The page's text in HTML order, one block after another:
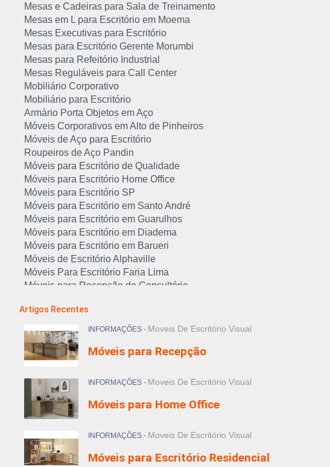
Mesas e Cadeiras para Sala de Treinamento
Mesas em L para Escritório em Moema
Mesas Executivas para Escritório
Mesas para Escritório Gerente Morumbi
Mesas para Refeitório Industrial
Mesas Reguláveis para Call Center
Mobiliário Corporativo
Mobiliário para Escritório
Armário Porta Objetos em Aço
Móveis Corporativos em Alto de Pinheiros
Móveis de Aço para Escritório
Roupeiros de Aço Pandin
Móveis para Escritório de Qualidade
Móveis para Escritório Home Office
Móveis para Escritório SP
Móveis para Escritório em Santo André
Móveis para Escritório em Guarulhos
Móveis para Escritório em Diadema
Móveis para Escritório em Barueri
Móveis de Escritório Alphaville
Móveis Para Escritório Faria Lima
Móveis para Recepção de Consultório
Armário de Aço Escritório 2 Portas
Armário de Aço para Escritório com Chave
Armário para Documentos
Armários de Aço para Escritório
Cadeira de Escritório com Encosto Reclinável
Cadeira de Escritório Giratória
Cadeira para Home Office
Cadeiras Ergonômicas para Escritório
Escrivaninhas para Escritório
Estação de Trabalho em L
Estações de Trabalho
Artigos Recentes
INFORMAÇÕES - Moveis De Escritório Visual
Móveis para Recepção
INFORMAÇÕES - Moveis De Escritório Visual
Móveis para Home Office
INFORMAÇÕES - Moveis De Escritório Visual
Móveis para Escritório Residencial